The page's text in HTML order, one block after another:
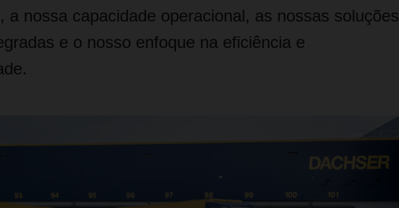
a nossa capacidade operacional, as nossas soluções
e o nosso enfoque na eficiência e